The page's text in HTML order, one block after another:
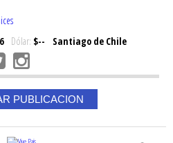
Dólar: $--
Santiago de Chile
PUBLICACION